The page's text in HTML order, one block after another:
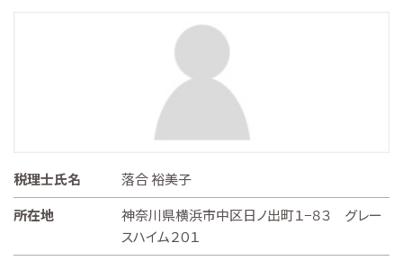
税理士氏名
落合 裕美子
所在地
神奈川県横浜市中区日ノ出町１−８３ グレー
スハイム２０１